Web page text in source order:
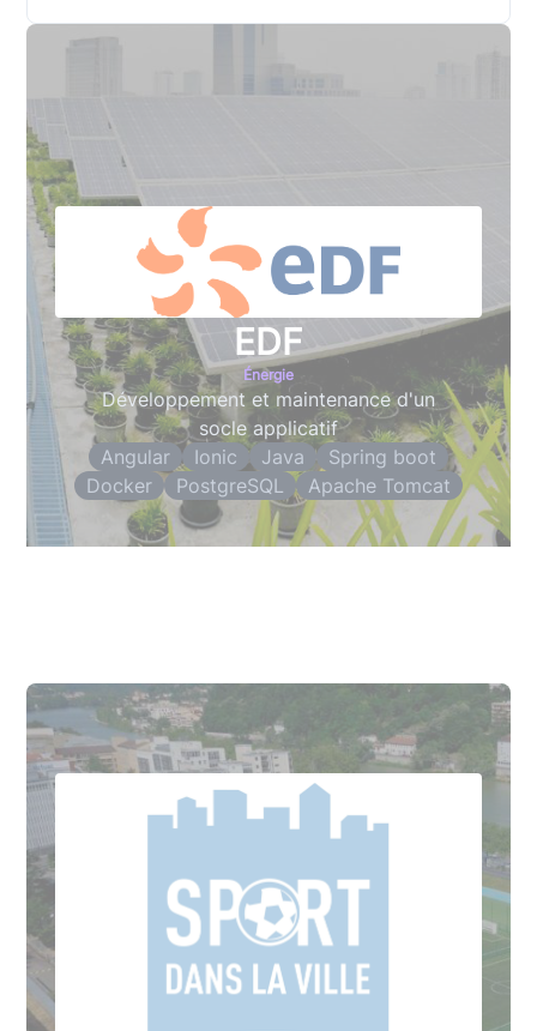
EDF
Énergie
Développement et maintenance d'un
socle applicatif
Angular
Ionic Java
Spring boot
Docker
PostgreSQL Apache Tomcat